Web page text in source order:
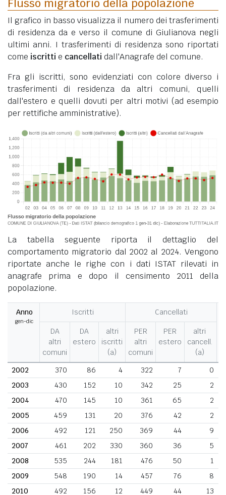
Flusso migratorio della popolazione
Il grafico in basso visualizza il numero dei trasferimenti
di residenza da e verso il comune di Giulianova negli
ultimi anni. I trasferimenti di residenza sono riportati
come iscritti e cancellati dall'Anagrafe del comune.
Fra gli iscritti, sono evidenziati con colore diverso i
trasferimenti di residenza da altri comuni, quelli
dall'estero e quelli dovuti per altri motivi (ad esempio
per rettifiche amministrative).
La tabella seguente riporta il dettaglio del
comportamento migratorio dal 2002 al 2024. Vengono
riportate anche le righe con i dati ISTAT rilevati in
anagrafe prima e dopo il censimento 2011 della
popolazione.
Anno
gen-dic
Iscritti
Cancellati
DA
altri
comuni
DA
estero
altri
iscritti
(a)
PER
altri
comuni
PER
estero
altri
cancell.
(a)
2002
370 86 4 322 7
0
2003
430 152 10 342 25
2
2004
470 145 10 361 65
2
2005
459 131 20 376 42
2
2006
492 121 250 369 44
9
2007
461 202 330 360 36
5
2008
535 244 181 476 50
1
2009
548 190 14 457 76
8
2010
492 156 12 449 44
13